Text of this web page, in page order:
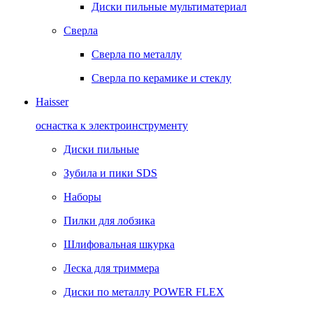
Диски пильные мультиматериал
Сверла
Сверла по металлу
Сверла по керамике и стеклу
Haisser
оснастка к электроинструменту
Диски пильные
Зубила и пики SDS
Наборы
Пилки для лобзика
Шлифовальная шкурка
Леска для триммера
Диски по металлу POWER FLEX